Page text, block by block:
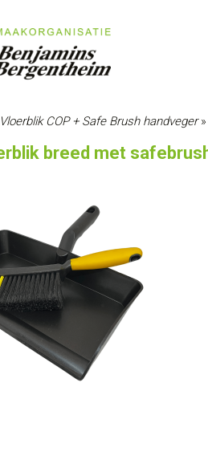
COP + Safe Brush handveger»
breed met